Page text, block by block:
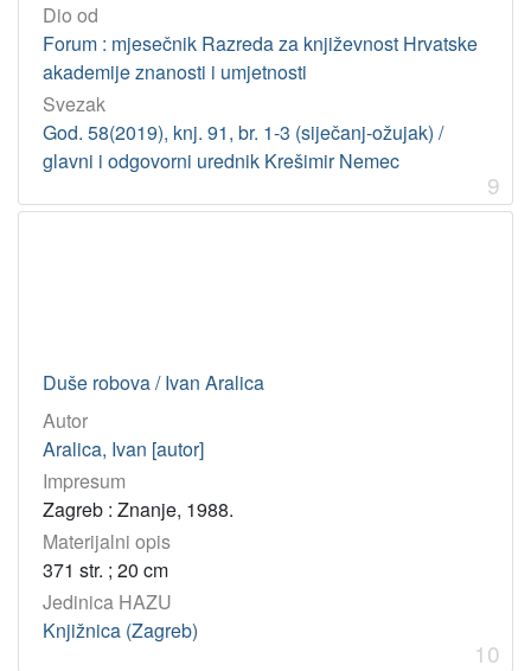
Dio od
Forum : mjesečnik Razreda za književnost Hrvatske
akademije znanosti i umjetnosti
Svezak
God. 58(2019), knj. 91, br. 1-3 (siječanj-ožujak) /
glavni i odgovorni urednik Krešimir Nemec
9
Duše robova / Ivan Aralica
Autor
Aralica, Ivan [autor]
Impresum
Zagreb : Znanje, 1988.
Materijalni opis
371 str. ; 20 cm
Jedinica HAZU
Knjižnica (Zagreb)
10